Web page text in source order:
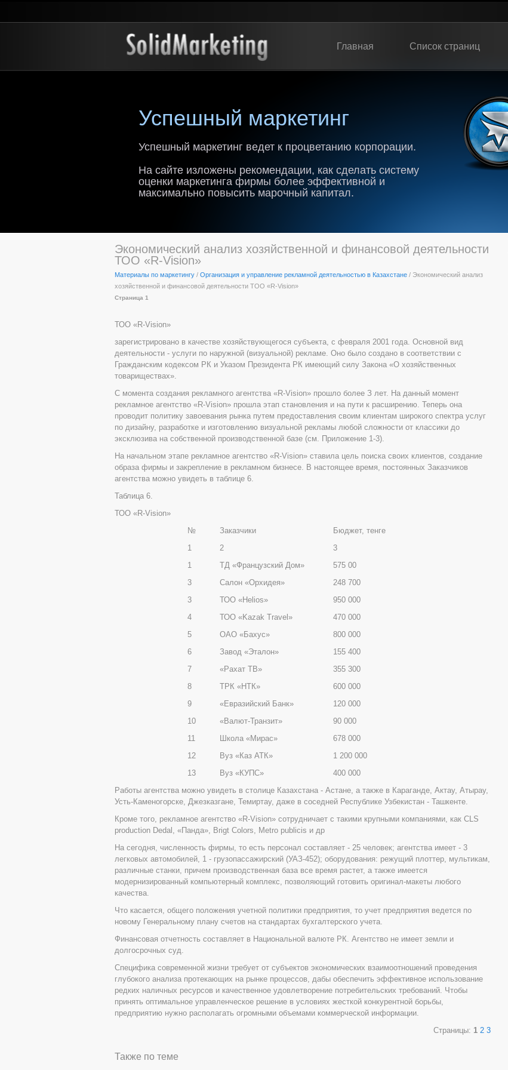
Главная Список страниц
Успешный маркетинг
Успешный маркетинг ведет к процветанию корпорации.
На сайте изложены рекомендации, как сделать систему
оценки маркетинга фирмы более эффективной и
максимально повысить марочный капитал.
Экономический анализ хозяйственной и финансовой деятельности
ТОО «R-Vision»
Материалы по маркетингу / Организация и управление рекламной деятельностью в Казахстане / Экономический анализ
хозяйственной и финансовой деятельности ТОО «R-Vision»
Страница 1
ТОО «R-Vision»
зарегистрировано в качестве хозяйствующегося субъекта, с февраля 2001 года. Основной вид
деятельности - услуги по наружной (визуальной) рекламе. Оно было создано в соответствии с
Гражданским кодексом РК и Указом Президента РК имеющий силу Закона «О хозяйственных
товариществах».
С момента создания рекламного агентства «R-Vision» прошло более З лет. На данный момент
рекламное агентство «R-Vision» прошла этап становления и на пути к расширению. Теперь она
проводит политику завоевания рынка путем предоставления своим клиентам широкого спектра услуг
по дизайну, разработке и изготовлению визуальной рекламы любой сложности от классики до
эксклюзива на собственной производственной базе (см. Приложение 1-3).
На начальном этапе рекламное агентство «R-Vision» ставила цель поиска своих клиентов, создание
образа фирмы и закрепление в рекламном бизнесе. В настоящее время, постоянных Заказчиков
агентства можно увидеть в таблице 6.
Таблица 6.
ТОО «R-Vision»
№
Заказчики
Бюджет, тенге
1
2
3
1
ТД «Французский Дом»
575 00
3
Салон «Орхидея»
248 700
3
ТОО «Helios»
950 000
4
ТОО «Kazak Travel»
470 000
5
ОАО «Бахус»
800 000
6
Завод «Эталон»
155 400
7
«Рахат ТВ»
355 300
8
ТРК «НТК»
600 000
9
«Евразийский Банк»
120 000
10
«Валют-Транзит»
90 000
11
Школа «Мирас»
678 000
12
Вуз «Каз АТК»
1 200 000
13
Вуз «КУПС»
400 000
Работы агентства можно увидеть в столице Казахстана - Астане, а также в Караганде, Актау, Атырау,
Усть-Каменогорске, Джезказгане, Темиртау, даже в соседней Республике Узбекистан - Ташкенте.
Кроме того, рекламное агентство «R-Vision» сотрудничает с такими крупными компаниями, как CLS
production Dedal, «Панда», Brigt Colors, Metro publicis и др
На сегодня, численность фирмы, то есть персонал составляет - 25 человек; агентства имеет - 3
легковых автомобилей, 1 - грузопассажирский (УАЗ-452); оборудования: режущий плоттер, мультикам,
различные станки, причем производственная база все время растет, а также имеется
модернизированный компьютерный комплекс, позволяющий готовить оригинал-макеты любого
качества.
Что касается, общего положения учетной политики предприятия, то учет предприятия ведется по
новому Генеральному плану счетов на стандартах бухгалтерского учета.
Финансовая отчетность составляет в Национальной валюте РК. Агентство не имеет земли и
долгосрочных суд.
Специфика современной жизни требует от субъектов экономических взаимоотношений проведения
глубокого анализа протекающих на рынке процессов, дабы обеспечить эффективное использование
редких наличных ресурсов и качественное удовлетворение потребительских требований. Чтобы
принять оптимальное управленческое решение в условиях жесткой конкурентной борьбы,
предприятию нужно располагать огромными объемами коммерческой информации.
Страницы: 1 2 3
Также по теме